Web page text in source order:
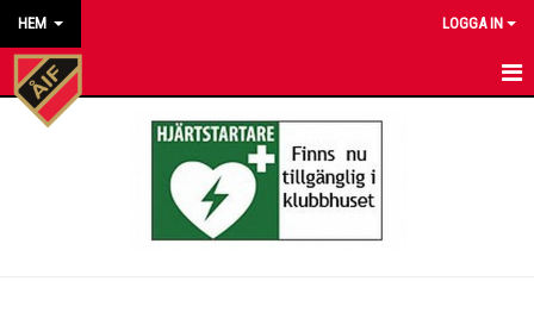
HEM LOGGA IN
HEM